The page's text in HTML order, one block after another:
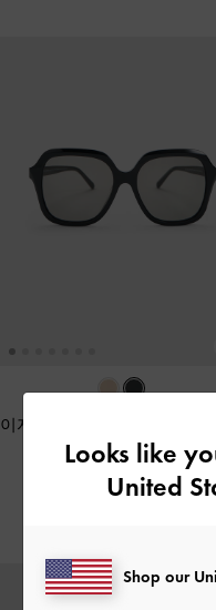
이자라 리사이클 아세테이트
플라이 선글라스-블랙
₩89,900
Looks like
United
Shop our